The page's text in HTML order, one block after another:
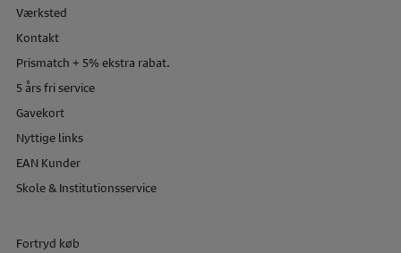
Værksted
Kontakt
Prismatch + 5% ekstra rabat.
5 års fri service
Gavekort
Nyttige links
EAN Kunder
Skole & Institutionsservice
Fortryd køb